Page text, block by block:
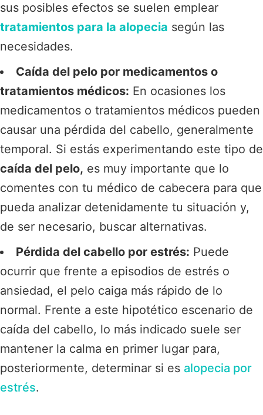
sus posibles efectos se suelen emplear
tratamientos para la alopecia según las
necesidades.
Caída del pelo por medicamentos o
tratamientos médicos: En ocasiones los
medicamentos o tratamientos médicos pueden
causar una pérdida del cabello, generalmente
temporal. Si estás experimentando este tipo de
caída del pelo, es muy importante que lo
comentes con tu médico de cabecera para que
pueda analizar detenidamente tu situación y,
de ser necesario, buscar alternativas.
Pérdida del cabello por estrés: Puede
ocurrir que frente a episodios de estrés o
ansiedad, el pelo caiga más rápido de lo
normal. Frente a este hipotético escenario de
caída del cabello, lo más indicado suele ser
mantener la calma en primer lugar para,
posteriormente, determinar si es alopecia por
estrés.